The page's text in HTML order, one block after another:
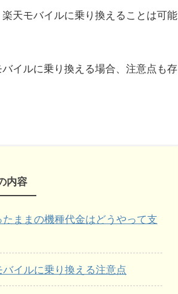
天モバイルに乗り換えることは可能
イルに乗り換える場合、注意点も存
内容
ままの機種代金はどうやって支
イルに乗り換える注意点